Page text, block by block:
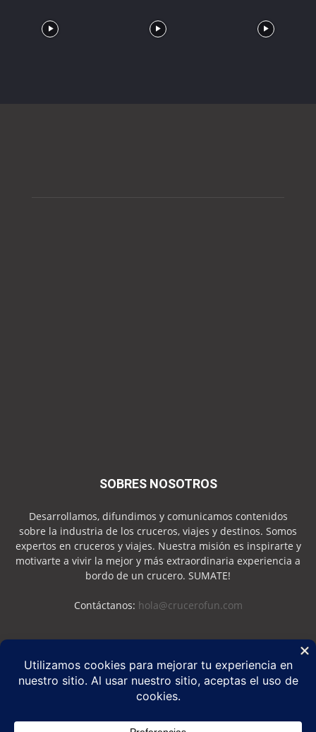
SOBRES NOSOTROS
Desarrollamos, difundimos y comunicamos contenidos
sobre la industria de los cruceros, viajes y destinos. Somos
expertos en cruceros y viajes. Nuestra misión es inspirarte y
motivarte a vivir la mejor y más extraordinaria experiencia a
bordo de un crucero. SUMATE!
Contáctanos: hola@crucerofun.com
SEGUINOS